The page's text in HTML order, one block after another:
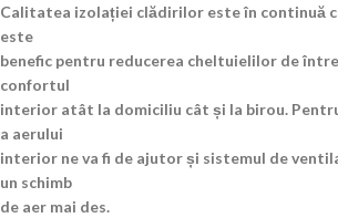
Calitatea izolației clădirilor este în continuă
este
benefic pentru reducerea cheltuielilor de
confortul
interior atât la domiciliu cât și la birou.
a aerului
interior ne va fi de ajutor și sistemul de
un schimb
de aer mai des.